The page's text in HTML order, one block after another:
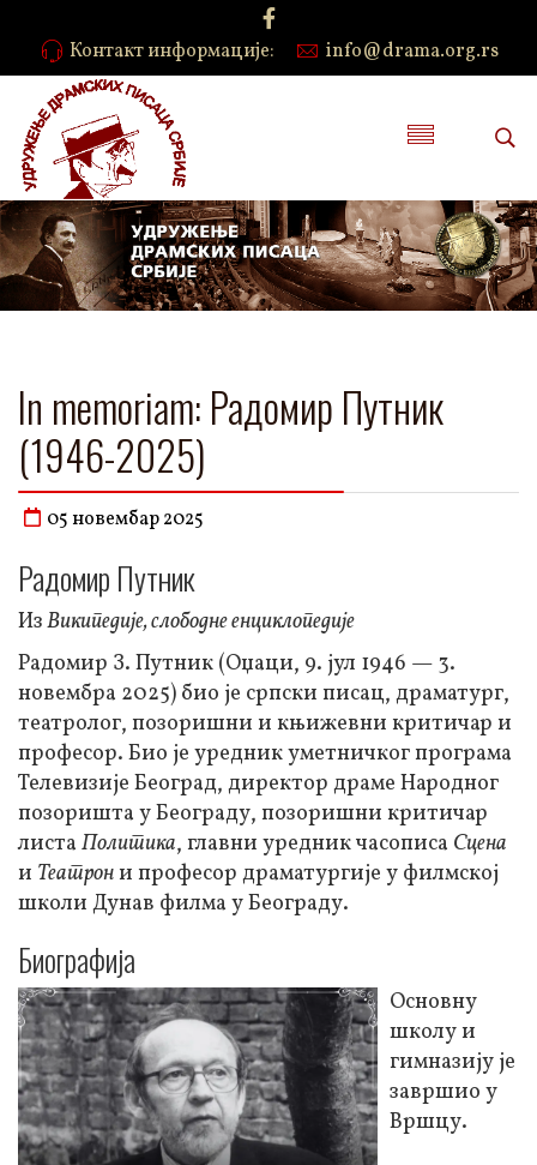
Контакт информације: info@drama.org.rs
In memoriam: Радомир Путник
(1946-2025)
05 новембар 2025
Радомир Путник
ИзВикипедије, слободне енциклопедије
Радомир З. Путник (Оџаци, 9. јул 1946 — 3.
новембра 2025) био је српски писац, драматург,
театролог, позоришни и књижевни критичар и
професор. Био је уредник уметничког програма
Телевизије Београд, директор драме Народног
позоришта у Београду, позоришни критичар
листа Политика, главни уредник часописа Сцена
и Театрони професор драматургије у филмској
школи Дунав филма у Београду.
Биографија
Основну
школу и
гимназију је
завршио у
Вршцу.